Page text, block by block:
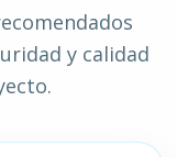
y calidad